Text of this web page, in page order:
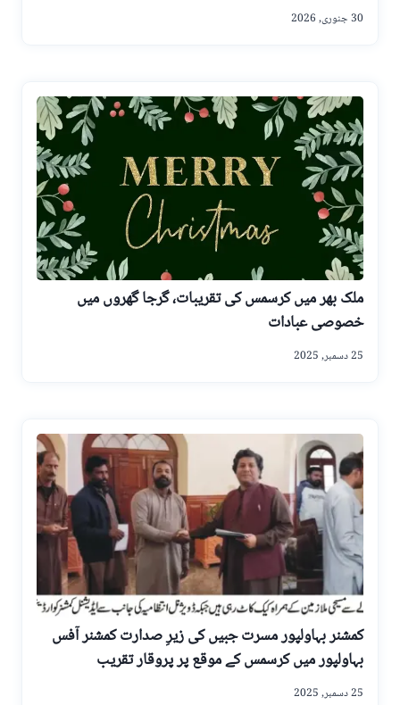
30 جنوری, 2026
ملک بھر میں کرسمس کی تقریبات، گرجا گھروں میں
خصوصی عبادات
25 دسمبر, 2025
کمشنر بہاولپور مسرت جبیں کی زیرِ صدارت کمشنر آفس
بہاولپور میں کرسمس کے موقع پر پروقار تقریب
25 دسمبر, 2025